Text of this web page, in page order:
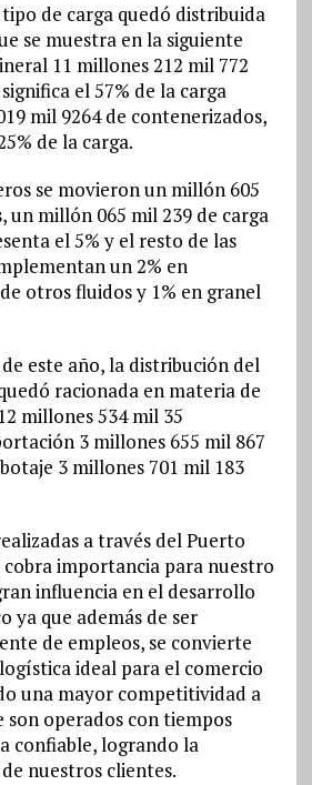
de carga quedó distribuida
se muestra en la siguiente
11 millones 212 mil 772
el 57% de la carga
mil 9264 de contenerizados,
de la carga.
se movieron un millón 605
un millón 065 mil 239 de carga
el 5% y el resto de las
un 2% en
otros fluidos y 1% en granel
este año, la distribución del
racionada en materia de
millones 534 mil 35
3 millones 655 mil 867
3 millones 701 mil 183
a través del Puerto
cobra importancia para nuestro
influencia en el desarrollo
ya que además de ser
de empleos, se convierte
ideal para el comercio
una mayor competitividad a
son operados con tiempos
confiable, logrando la
nuestros clientes.